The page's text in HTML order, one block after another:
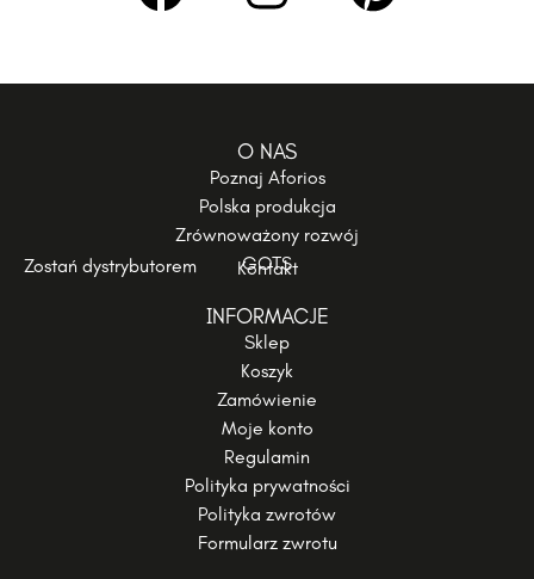
O NAS
Poznaj Aforios
Polska produkcja
Zrównoważony rozwój
GOTS
Zostań dystrybutorem Kontakt
INFORMACJE
Sklep
Koszyk
Zamówienie
Moje konto
Regulamin
Polityka prywatności
Polityka zwrotów
Formularz zwrotu